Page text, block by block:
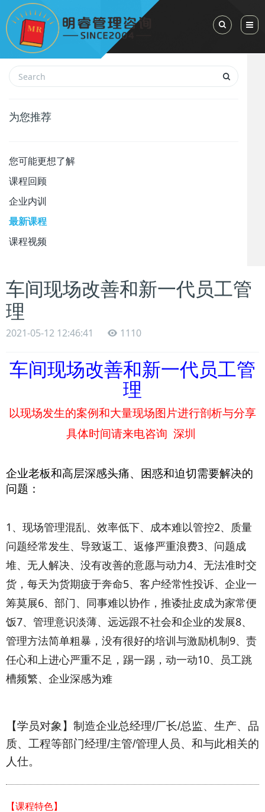
Toggle
为您推荐
您可能更想了解
课程回顾
企业内训
最新课程
课程视频
车间现场改善和新一代员工管
理
2021-05-12 12:46:41 1110
车间现场改善和新一代员工管
理
以现场发生的案例和大量现场图片进行剖析与分享
具体时间请来电咨询 深圳
企业老板和高层深感头痛、困惑和迫切需要解决的
问题：
1、现场管理混乱、效率低下、成本难以管控2、质量
问题经常发生、导致返工、返修严重浪费3、问题成
堆、无人解决、没有改善的意愿与动力4、无法准时交
货，每天为货期疲于奔命5、客户经常性投诉、企业一
筹莫展6、部门、同事难以协作，推诿扯皮成为家常便
饭7、管理意识淡薄、远远跟不社会和企业的发展8、
管理方法简单粗暴，没有很好的培训与激励机制9、责
任心和上进心严重不足，踢一踢，动一动10、员工跳
槽频繁、企业深感为难
【学员对象】制造企业总经理/厂长/总监、生产、品
质、工程等部门经理/主管/管理人员、和与此相关的
人仕。
【课程特色】